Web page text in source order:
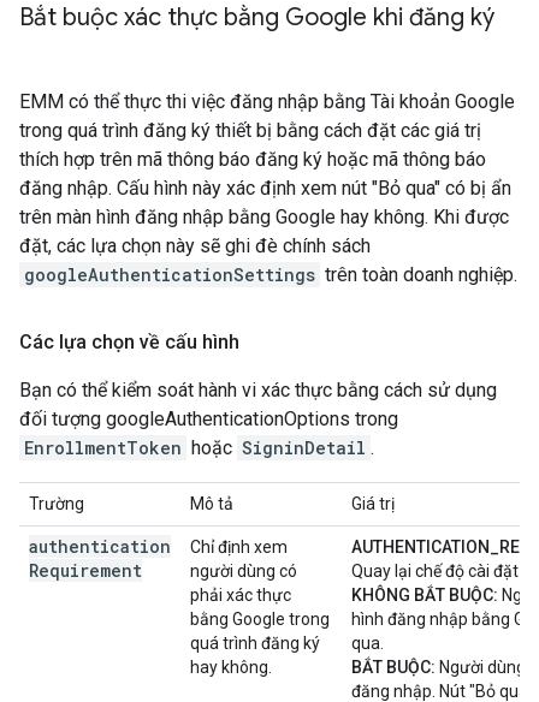
Bắt buộc xác thực bằng Google khi đăng ký
EMM có thể thực thi việc đăng nhập bằng Tài khoản Google
trong quá trình đăng ký thiết bị bằng cách đặt các giá trị
thích hợp trên mã thông báo đăng ký hoặc mã thông báo
đăng nhập. Cấu hình này xác định xem nút "Bỏ qua" có bị ẩn
trên màn hình đăng nhập bằng Google hay không. Khi được
đặt, các lựa chọn này sẽ ghi đè chính sách
googleAuthenticationSettings trên toàn doanh nghiệp.
Các lựa chọn về cấu hình
Bạn có thể kiểm soát hành vi xác thực bằng cách sử dụng
đối tượng googleAuthenticationOptions trong
EnrollmentToken hoặc SigninDetail .
Trường Mô tả Giá trị
authentication
Requirement
Chỉ định xem
người dùng có
phải xác thực
bằng Google trong
quá trình đăng ký
hay không.
Quay lại chế độ cài đặt
KHÔNG BẮT BUỘC:
hình đăng nhập bằng
qua.
BẮT BUỘC: Người dùng
đăng nhập. Nút "Bỏ qua"